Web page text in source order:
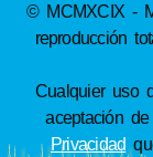
© MCMXCIX -
reproducción
Cualquier uso
aceptación
Privacidad